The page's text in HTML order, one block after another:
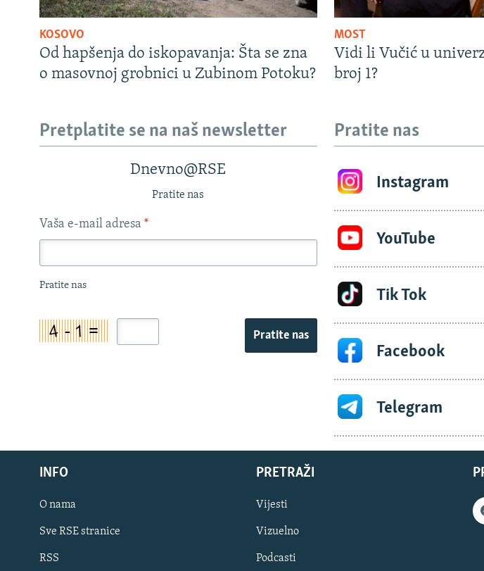
KOSOVO
Od hapšenja do iskopavanja: Šta se zna
o masovnoj grobnici u Zubinom Potoku?
MOST
Vidi li Vučić u
broj 1?
Pretplatite se na naš newsletter
Dnevno@RSE
Pratite nas
Vaša e-mail adresa *
Pratite nas
Pratite nas
Pratite nas
Instagram
YouTube
Tik Tok
Facebook
Telegram
INFO
O nama
Sve RSE stranice
RSS
PRETRAŽI
Vijesti
Vizuelno
Podcasti